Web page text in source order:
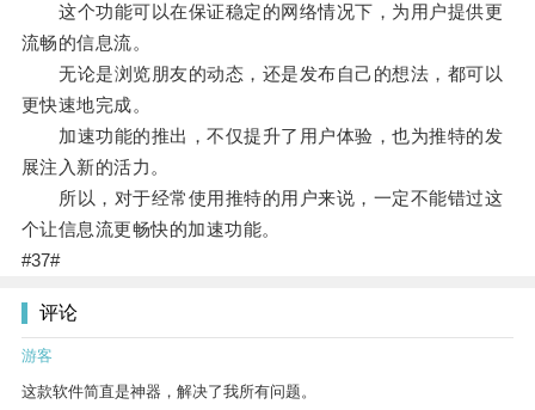
这个功能可以在保证稳定的网络情况下，为用户提供更
流畅的信息流。
无论是浏览朋友的动态，还是发布自己的想法，都可以
更快速地完成。
加速功能的推出，不仅提升了用户体验，也为推特的发
展注入新的活力。
所以，对于经常使用推特的用户来说，一定不能错过这
个让信息流更畅快的加速功能。
#37#
评论
游客
这款软件简直是神器，解决了我所有问题。